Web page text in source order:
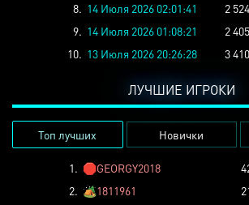
8. 14 Июля 2026 02:01:41
2
9. 14 Июля 2026 01:08:21
2
10. 13 Июля 2026 20:26:28 3
ЛУЧШИЕ ИГРОКИ
Топ лучших Новички
1. 🛑GEORGY2018
2. 🏕️1811961